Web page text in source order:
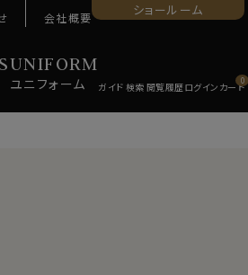
UNIFORM
ユニ フォーム
会社概要 ショールーム
0